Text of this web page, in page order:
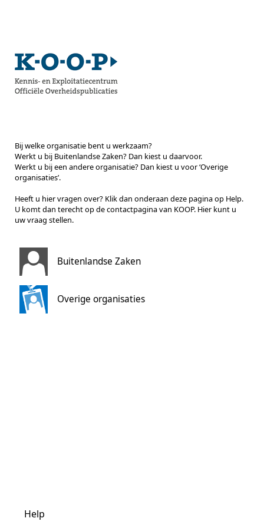
Bij welke organisatie bent u werkzaam?
Werkt u bij Buitenlandse Zaken? Dan kiest u daarvoor.
Werkt u bij een andere organisatie? Dan kiest u voor ‘Overige
organisaties’.
Heeft u hier vragen over? Klik dan onderaan deze pagina op Help.
U komt dan terecht op de contactpagina van KOOP. Hier kunt u
uw vraag stellen.
Buitenlandse Zaken
Overige organisaties
Help